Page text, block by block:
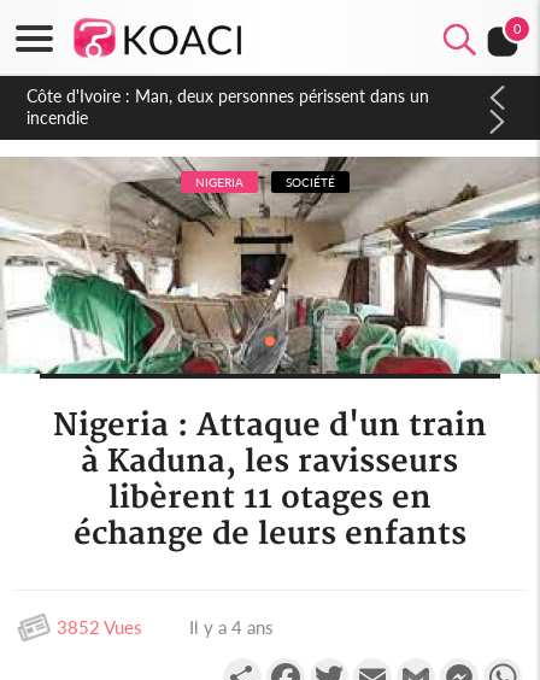
0
Côte d'Ivoire : Séileu, la célébration de la fête nationale
transformée en vaste campagne contre les produits
dépigmentants dangereux
NIGERIA SOCIÉTÉ
Nigeria : Attaque d'un train
à Kaduna, les ravisseurs
libèrent 11 otages en
échange de leurs enfants
3852 Vues Il y a 4 ans
PartagerFacebookTwitterEmail Gmail